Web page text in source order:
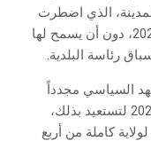
الذي اضطرت
إلى مغادرته بمجرد انقضاء ولايتها بنهاية 2021، دون أن يسمح لها
رئاسة البلدية.
المشهد السياسي مجدداً
بفوزها في انتخابات مجلس المدينة عام 2023 لتستعيد بذلك،
في المجلس مع بداية العام 2024، لولاية كاملة من أربع